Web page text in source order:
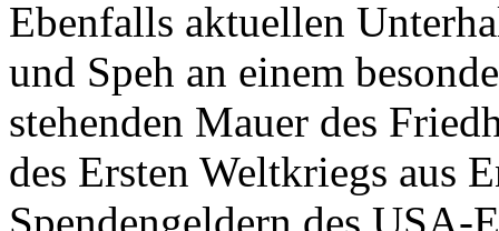
Ebenfalls aktuellen
und Speh an einem
stehenden Mauer des
des Ersten Weltkriegs aus
Spendengeldern des USA-